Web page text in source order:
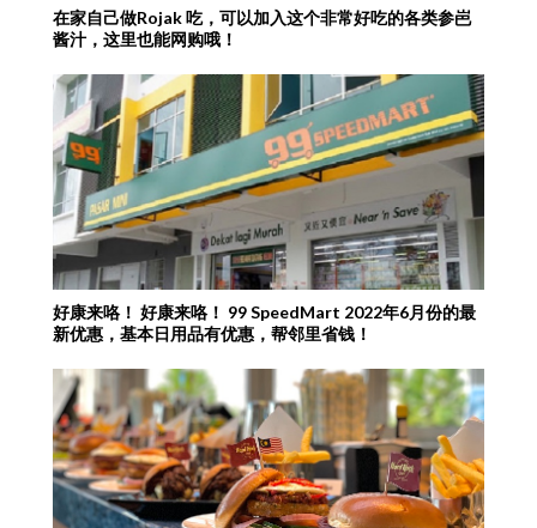
在家自己做Rojak 吃，可以加入这个非常好吃的各类参岜
酱汁，这里也能网购哦！
好康来咯！ 好康来咯！ 99 SpeedMart 2022年6月份的最
新优惠，基本日用品有优惠，帮邻里省钱！